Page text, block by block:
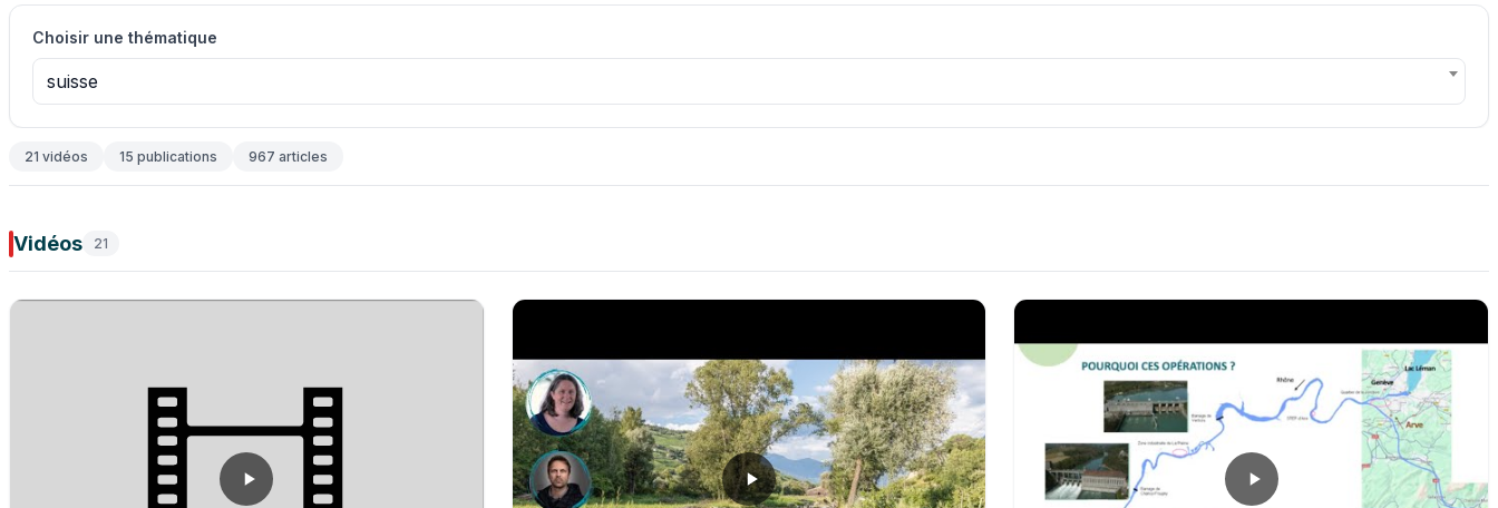
Choisir une thématique
suisse
21 vidéos 15 publications 967 articles
Vidéos 21